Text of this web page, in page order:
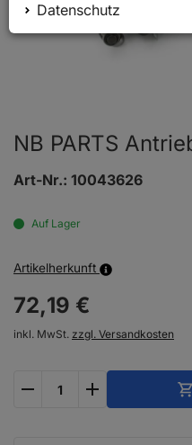
NB PARTS
Art-Nr.: 10043626
Auf Lager
Artikelherkunft
72,19 €
inkl. MwSt. zzgl. Versandkosten
Datenschutz